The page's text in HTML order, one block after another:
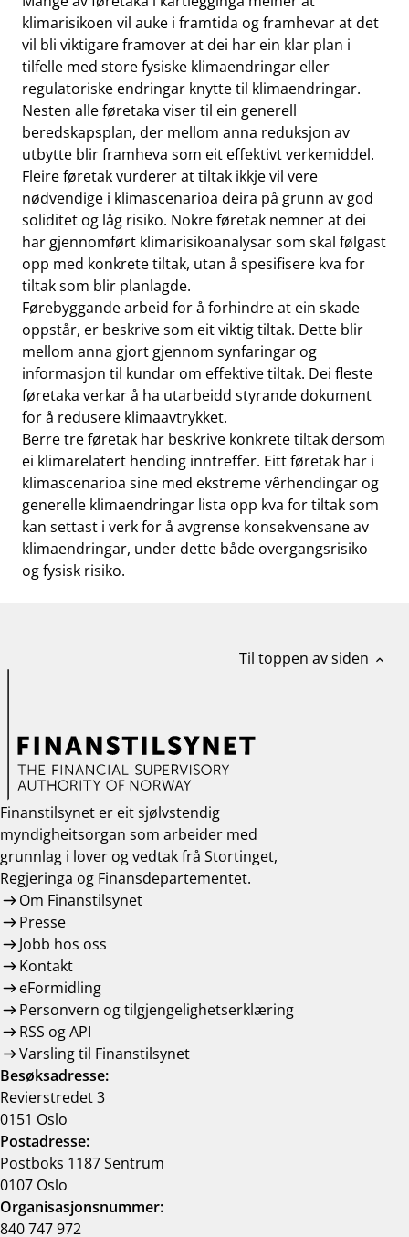
klimarisikoen vil auke i framtida og framhevar at det
vil bli viktigare framover at dei har ein klar plan i
tilfelle med store fysiske klimaendringar eller
regulatoriske endringar knytte til klimaendringar.
Nesten alle føretaka viser til ein generell
beredskapsplan, der mellom anna reduksjon av
utbytte blir framheva som eit effektivt verkemiddel.
Fleire føretak vurderer at tiltak ikkje vil vere
nødvendige i klimascenarioa deira på grunn av god
soliditet og låg risiko. Nokre føretak nemner at dei
har gjennomført klimarisikoanalysar som skal følgast
opp med konkrete tiltak, utan å spesifisere kva for
tiltak som blir planlagde.
Førebyggande arbeid for å forhindre at ein skade
oppstår, er beskrive som eit viktig tiltak. Dette blir
mellom anna gjort gjennom synfaringar og
informasjon til kundar om effektive tiltak. Dei fleste
føretaka verkar å ha utarbeidd styrande dokument
for å redusere klimaavtrykket.
Berre tre føretak har beskrive konkrete tiltak dersom
ei klimarelatert hending inntreffer. Eitt føretak har i
klimascenarioa sine med ekstreme vêrhendingar og
generelle klimaendringar lista opp kva for tiltak som
kan settast i verk for å avgrense konsekvensane av
klimaendringar, under dette både overgangsrisiko
og fysisk risiko.
Til toppen av siden expand_less
Finanstilsynet er eit sjølvstendig
myndigheitsorgan som arbeider med
grunnlag i lover og vedtak frå Stortinget,
Regjeringa og Finansdepartementet.
Om Finanstilsynet
Presse
Jobb hos oss
Kontakt
eFormidling
Personvern og tilgjengelighetserklæring
RSS og API
Varsling til Finanstilsynet
Besøksadresse:
Revierstredet 3
0151 Oslo
Postadresse:
Postboks 1187 Sentrum
0107 Oslo
Organisasjonsnummer:
840 747 972